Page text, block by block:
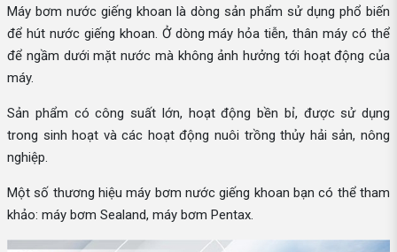
Máy bơm nước giếng khoan là dòng sản phẩm sử dụng phổ biến
để hút nước giếng khoan. Ở dòng máy hỏa tiễn, thân máy có thể
để ngầm dưới mặt nước mà không ảnh hưởng tới hoạt động của
máy.
Sản phẩm có công suất lớn, hoạt động bền bỉ, được sử dụng
trong sinh hoạt và các hoạt động nuôi trồng thủy hải sản, nông
nghiệp.
Một số thương hiệu máy bơm nước giếng khoan bạn có thể tham
khảo: máy bơm Sealand, máy bơm Pentax.